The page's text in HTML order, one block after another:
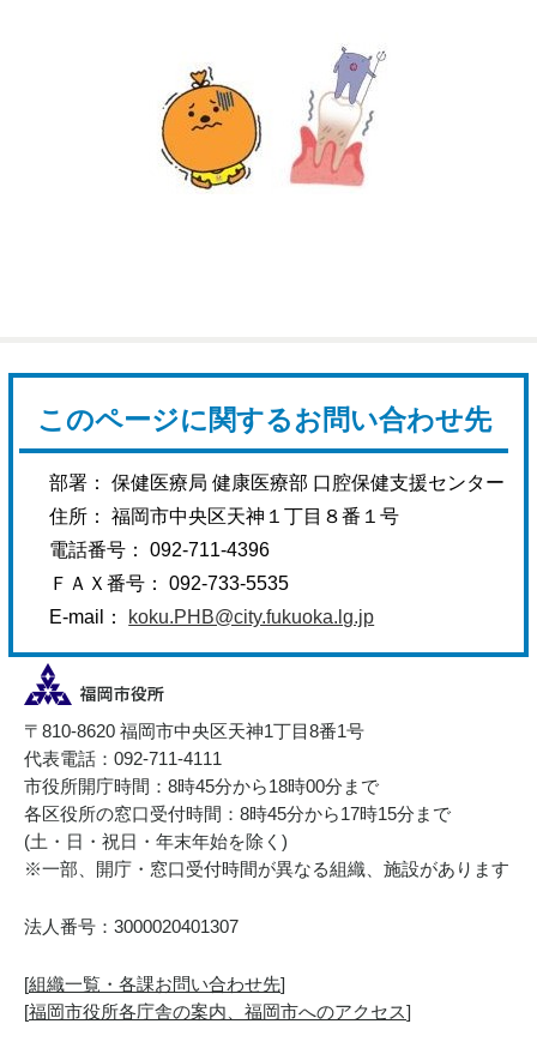
このページに関するお問い合わせ先
部署： 保健医療局 健康医療部 口腔保健支援センター
住所： 福岡市中央区天神１丁目８番１号
電話番号： 092-711-4396
ＦＡＸ番号： 092-733-5535
E-mail：
koku.PHB@city.fukuoka.lg.jp
〒810-8620 福岡市中央区天神1丁目8番1号
代表電話：092-711-4111
市役所開庁時間：8時45分から18時00分まで
各区役所の窓口受付時間：8時45分から17時15分まで
(土・日・祝日・年末年始を除く)
※一部、開庁・窓口受付時間が異なる組織、施設があります
法人番号：3000020401307
[組織一覧・各課お問い合わせ先]
[福岡市役所各庁舎の案内、福岡市へのアクセス]